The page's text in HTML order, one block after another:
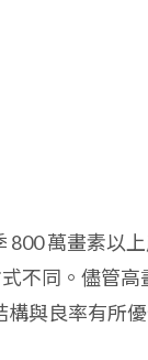
800 萬畫素以
不同。儘管
與良率有所優